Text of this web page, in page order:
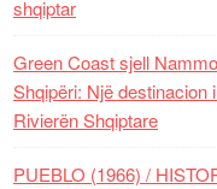
shqiptar
Green Coast sjell
Shqipëri: Një
Rivierën Shqiptare
PUEBLO (1966) /